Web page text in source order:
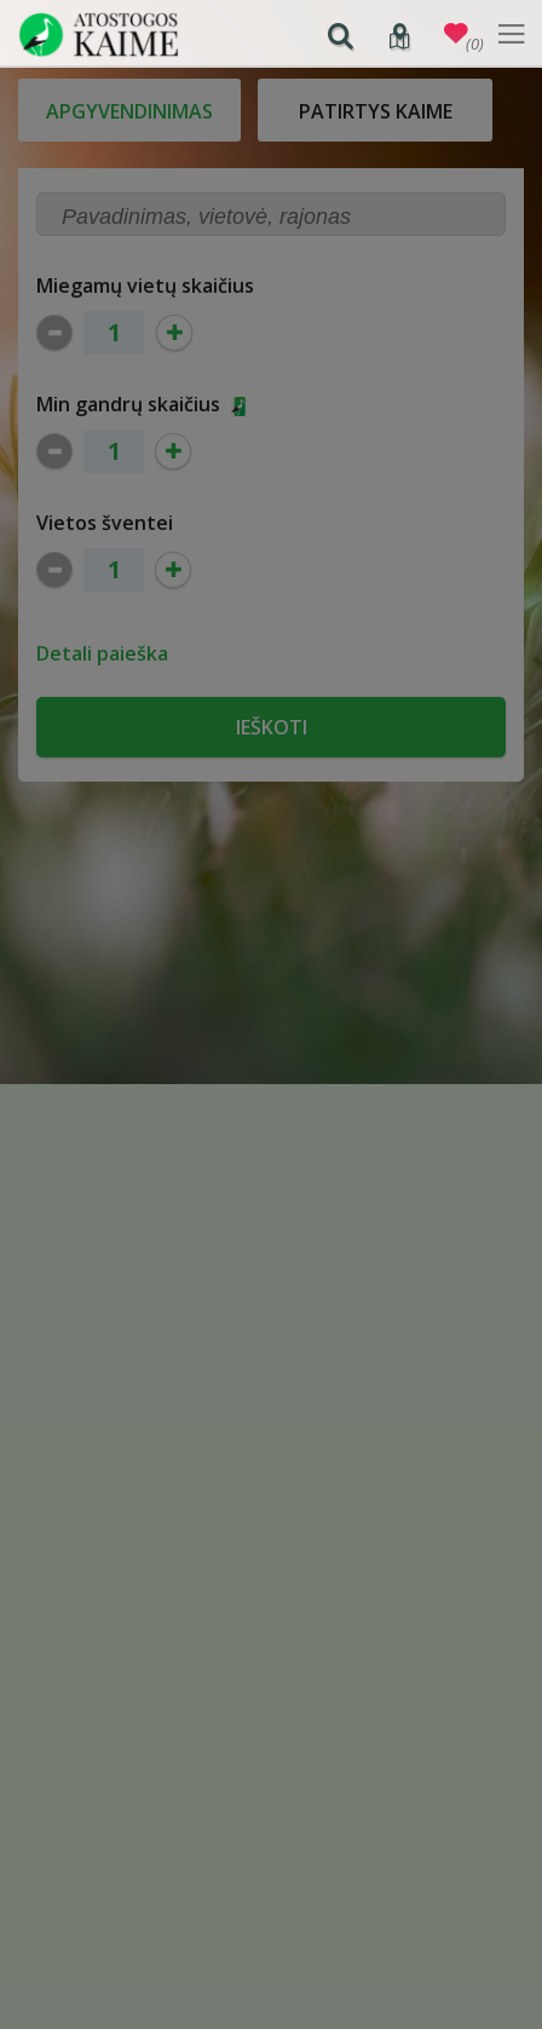
APGYVENDINIMAS PATIRTYS KAIME
Miegamų vietų skaičius
Min gandrų skaičius
Vietos šventei
Detali paieška
(0)